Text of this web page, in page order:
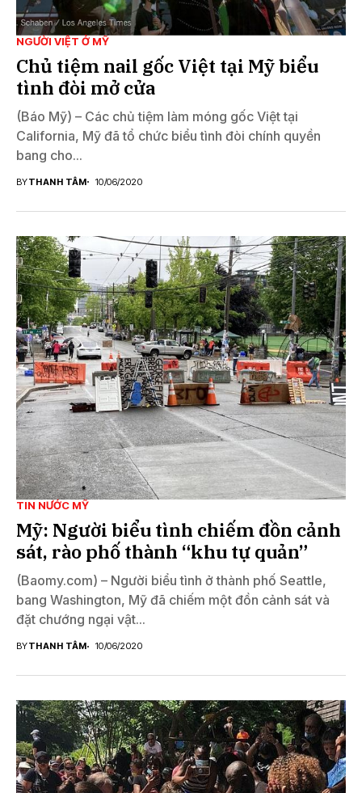
NGƯỜI VIỆT Ở MỸ
Chủ tiệm nail gốc Việt tại Mỹ biểu
tình đòi mở cửa
(Báo Mỹ) – Các chủ tiệm làm móng gốc Việt tại
California, Mỹ đã tổ chức biểu tình đòi chính quyền
bang cho...
BYTHANH TÂM 10/06/2020
TIN NƯỚC MỸ
Mỹ: Người biểu tình chiếm đồn cảnh
sát, rào phố thành “khu tự quản”
(Baomy.com) – Người biểu tình ở thành phố Seattle,
bang Washington, Mỹ đã chiếm một đồn cảnh sát và
đặt chướng ngại vật...
BYTHANH TÂM 10/06/2020